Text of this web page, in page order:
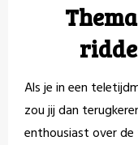
Als je in een
zou jij dan
enthousiast over